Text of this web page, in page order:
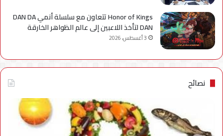
Honor of Kings تتعاون مع سلسلة أنمي DAN DA
DAN لتأخذ اللاعبين إلى عالم الظواهر الخارقة
3 أغسطس، 2026
نصائح